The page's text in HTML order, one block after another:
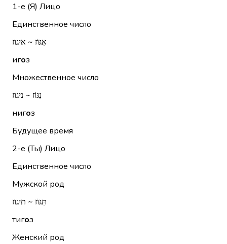
1-е (Я) Лицо
Единственное число
אִגּוֹז ~ איגוז
игоз
Множественное число
נִגּוֹז ~ ניגוז
нигоз
Будущее время
2-е (Ты) Лицо
Единственное число
Мужской род
תִּגּוֹז ~ תיגוז
тигоз
Женский род